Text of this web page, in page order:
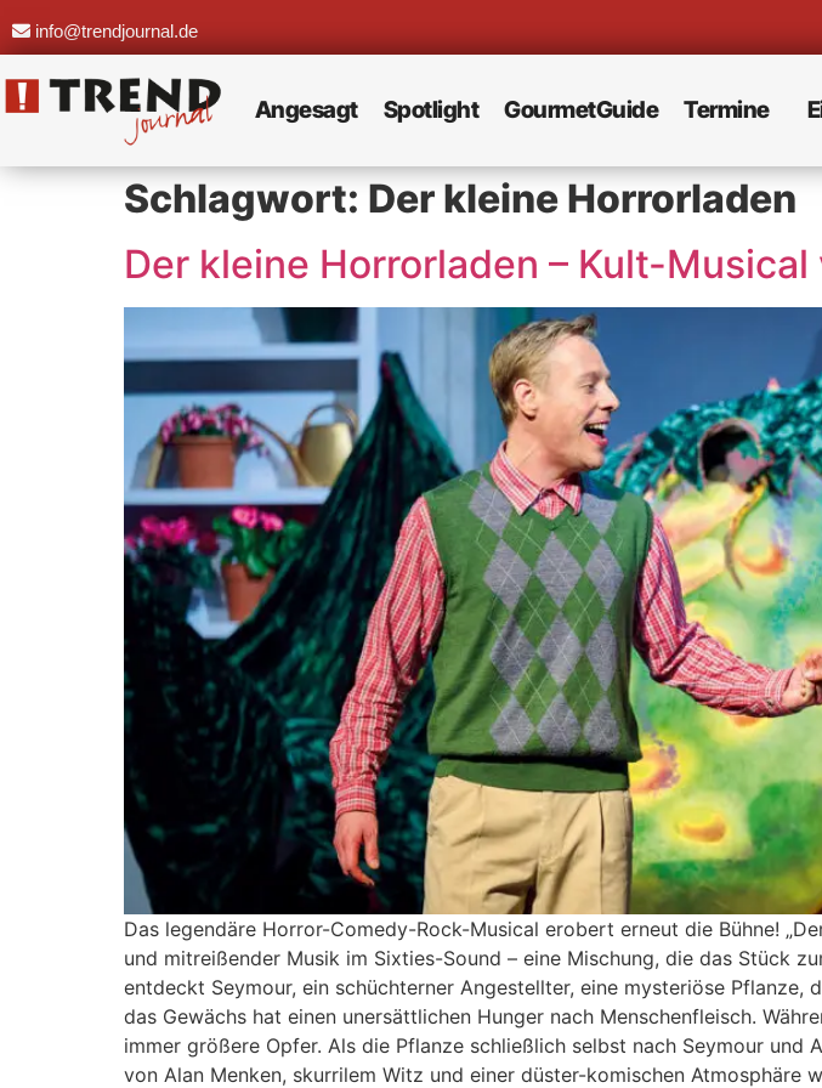
info@trendjournal.de
Angesagt Spotlight GourmetGuide Termine
Schlagwort: Der kleine Horrorladen
Der kleine Horrorladen – Kult-
Das legendäre Horror-Comedy-Rock-Musical erobert erneut die Bühne!
und mitreißender Musik im Sixties-Sound – eine Mischung, die das Stück
entdeckt Seymour, ein schüchterner Angestellter, eine mysteriöse Pflanze,
das Gewächs hat einen unersättlichen Hunger nach Menschenfleisch.
immer größere Opfer. Als die Pflanze schließlich selbst nach Seymour
von Alan Menken, skurrilem Witz und einer düster-komischen Atmosphäre